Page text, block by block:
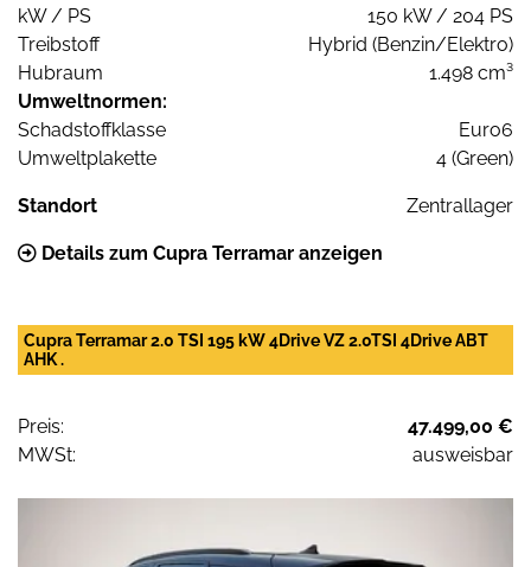
kW / PS
150 kW / 204 PS
Treibstoff
Hybrid (Benzin/Elektro)
Hubraum
1.498 cm³
Umweltnormen:
Schadstoffklasse
Euro6
Umweltplakette
4 (Green)
Standort Zentrallager
Details zum Cupra Terramar anzeigen
Cupra Terramar 2.0 TSI 195 kW 4Drive VZ 2.0TSI 4Drive ABT
AHK .
Preis:
47.499,00 €
MWSt:
ausweisbar